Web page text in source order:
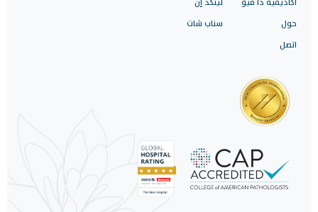
حول
اتصل
سناب شات